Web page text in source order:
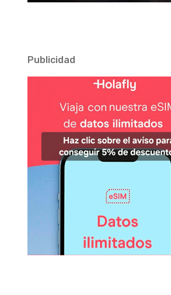
Publicidad